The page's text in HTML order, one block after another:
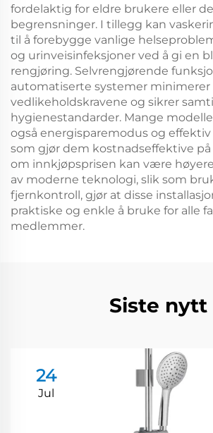
fordelaktig for eldre brukere eller
begrensninger. I tillegg kan
til å forebygge vanlige
og urinveisinfeksjoner ved å gi en
rengjøring. Selvrengjørende
automatiserte systemer minimerer
vedlikeholdskravene og sikrer
hygienestandarder. Mange
også energisparemodus og
som gjør dem kostnadseffektive på
om innkjøpsprisen kan være
av moderne teknologi, slik som
fjernkontroll, gjør at disse
praktiske og enkle å bruke for alle
medlemmer.
Siste nytt
24
Jul